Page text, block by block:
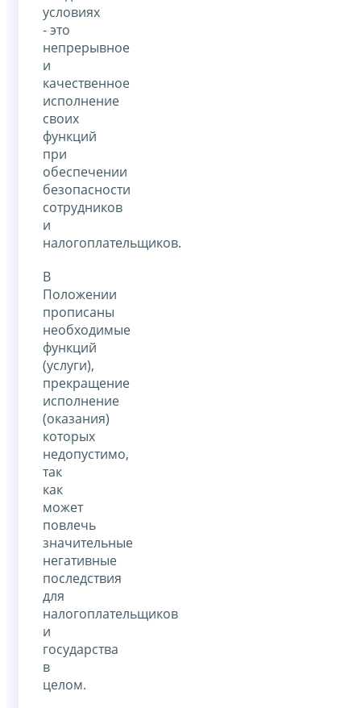
условиях
- это
непрерывное
и
качественное
исполнение
своих
функций
при
обеспечении
безопасности
сотрудников
и
налогоплательщиков.
В
Положении
прописаны
необходимые
функций
(услуги),
прекращение
исполнение
(оказания)
которых
недопустимо,
так
как
может
повлечь
значительные
негативные
последствия
для
налогоплательщиков
и
государства
в
целом.